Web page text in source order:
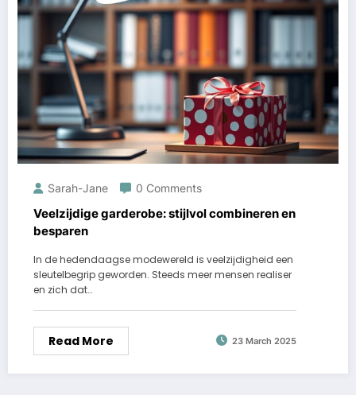
Sarah-Jane 0 Comments
Veelzijdige garderobe: stijlvol combineren en
besparen
In de hedendaagse modewereld is veelzijdigheid een
sleutelbegrip geworden. Steeds meer mensen realiser
en zich dat…
Read More 23 March 2025